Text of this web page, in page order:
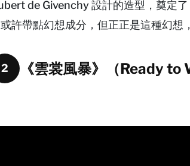
de Givenchy 設計的造型，奠定
許帶點幻想成分，但正正是這種幻想
2 《雲裳風暴》（Ready to